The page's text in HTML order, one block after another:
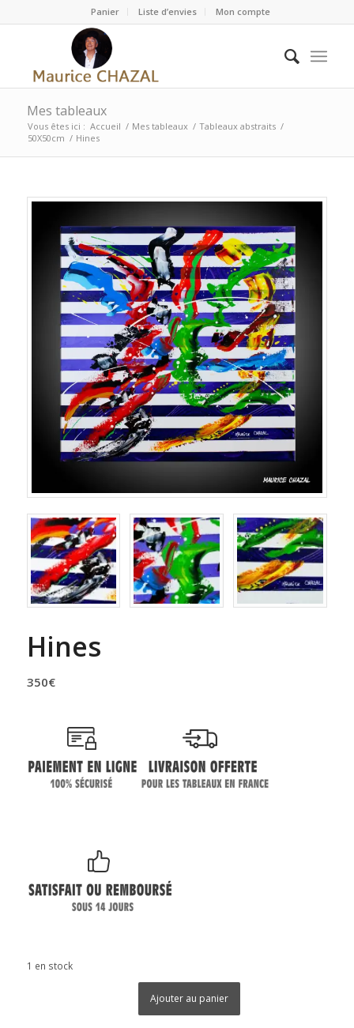
Panier Liste d’envies Mon compte
Mes tableaux
Vous êtes ici : Accueil / Mes tableaux / Tableaux abstraits /
50X50cm / Hines
Hines
350€
1 en stock
Ajouter au panier